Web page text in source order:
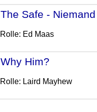
The Safe -
Rolle: Ed Maas
Why Him?
Rolle: Laird Mayhew